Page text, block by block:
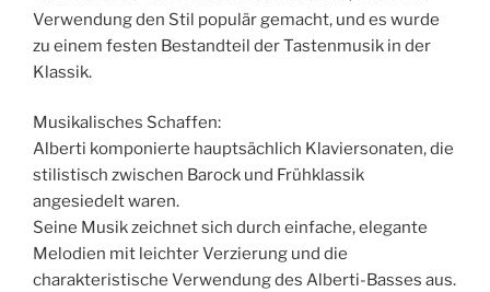
Verwendung den Stil populär gemacht, und es wurde
zu einem festen Bestandteil der Tastenmusik in der
Klassik.
Musikalisches Schaffen:
Alberti komponierte hauptsächlich Klaviersonaten, die
stilistisch zwischen Barock und Frühklassik
angesiedelt waren.
Seine Musik zeichnet sich durch einfache, elegante
Melodien mit leichter Verzierung und die
charakteristische Verwendung des Alberti-Basses aus.